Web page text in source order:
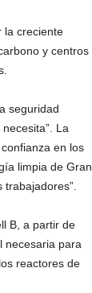
la creciente
y centros
seguridad
La
en los
limpia de Gran
B, a partir de
necesaria para
reactores de